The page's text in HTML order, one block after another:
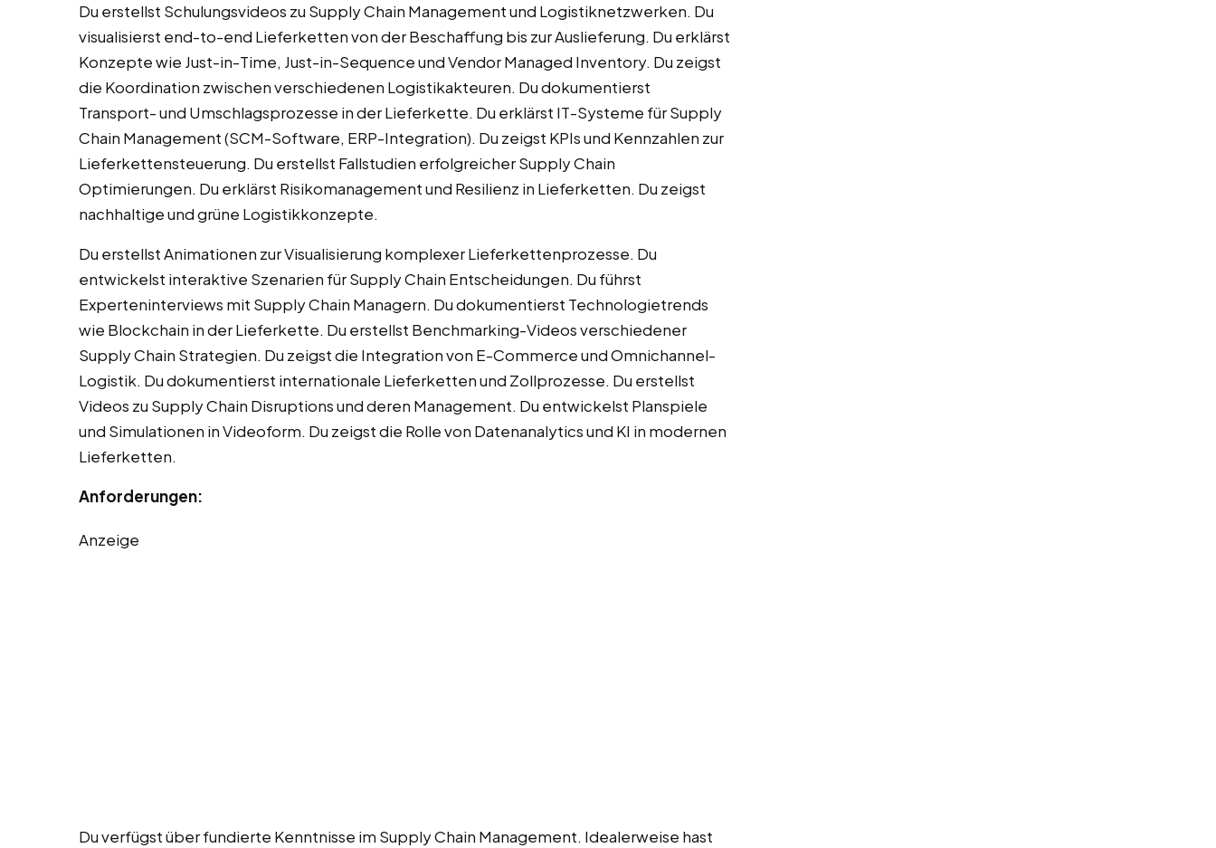
Du erstellst Schulungsvideos zu Supply Chain Management und Logistiknetzwerken. Du
visualisierst end-to-end Lieferketten von der Beschaffung bis zur Auslieferung. Du erklärst
Konzepte wie Just-in-Time, Just-in-Sequence und Vendor Managed Inventory. Du zeigst
die Koordination zwischen verschiedenen Logistikakteuren. Du dokumentierst
Transport- und Umschlagsprozesse in der Lieferkette. Du erklärst IT-Systeme für Supply
Chain Management (SCM-Software, ERP-Integration). Du zeigst KPIs und Kennzahlen zur
Lieferkettensteuerung. Du erstellst Fallstudien erfolgreicher Supply Chain
Optimierungen. Du erklärst Risikomanagement und Resilienz in Lieferketten. Du zeigst
nachhaltige und grüne Logistikkonzepte.
Du erstellst Animationen zur Visualisierung komplexer Lieferkettenprozesse. Du
entwickelst interaktive Szenarien für Supply Chain Entscheidungen. Du führst
Experteninterviews mit Supply Chain Managern. Du dokumentierst Technologietrends
wie Blockchain in der Lieferkette. Du erstellst Benchmarking-Videos verschiedener
Supply Chain Strategien. Du zeigst die Integration von E-Commerce und Omnichannel-
Logistik. Du dokumentierst internationale Lieferketten und Zollprozesse. Du erstellst
Videos zu Supply Chain Disruptions und deren Management. Du entwickelst Planspiele
und Simulationen in Videoform. Du zeigst die Rolle von Datenanalytics und KI in modernen
Lieferketten.
Anforderungen:
Anzeige
Du verfügst über fundierte Kenntnisse im Supply Chain Management. Idealerweise hast